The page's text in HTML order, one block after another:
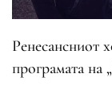
Ренесансниот
програмата на